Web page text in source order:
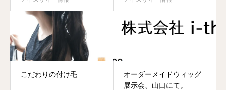
こだわりの付け毛
オーダーメイドウィッグ
展示会、山口にて。